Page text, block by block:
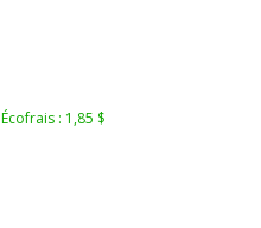
Écofrais : 1,85 $